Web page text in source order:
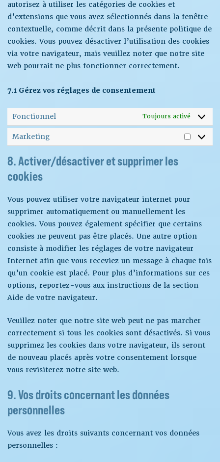
autorisez à utiliser les catégories de cookies et
d’extensions que vous avez sélectionnés dans la fenêtre
contextuelle, comme décrit dans la présente politique de
cookies. Vous pouvez désactiver l’utilisation des cookies
via votre navigateur, mais veuillez noter que notre site
web pourrait ne plus fonctionner correctement.
7.1 Gérez vos réglages de consentement
Fonctionnel Toujours activé
Marketing
8. Activer/désactiver et supprimer les
cookies
Vous pouvez utiliser votre navigateur internet pour
supprimer automatiquement ou manuellement les
cookies. Vous pouvez également spécifier que certains
cookies ne peuvent pas être placés. Une autre option
consiste à modifier les réglages de votre navigateur
Internet afin que vous receviez un message à chaque fois
qu’un cookie est placé. Pour plus d’informations sur ces
options, reportez-vous aux instructions de la section
Aide de votre navigateur.
Veuillez noter que notre site web peut ne pas marcher
correctement si tous les cookies sont désactivés. Si vous
supprimez les cookies dans votre navigateur, ils seront
de nouveau placés après votre consentement lorsque
vous revisiterez notre site web.
9. Vos droits concernant les données
personnelles
Vous avez les droits suivants concernant vos données
personnelles :